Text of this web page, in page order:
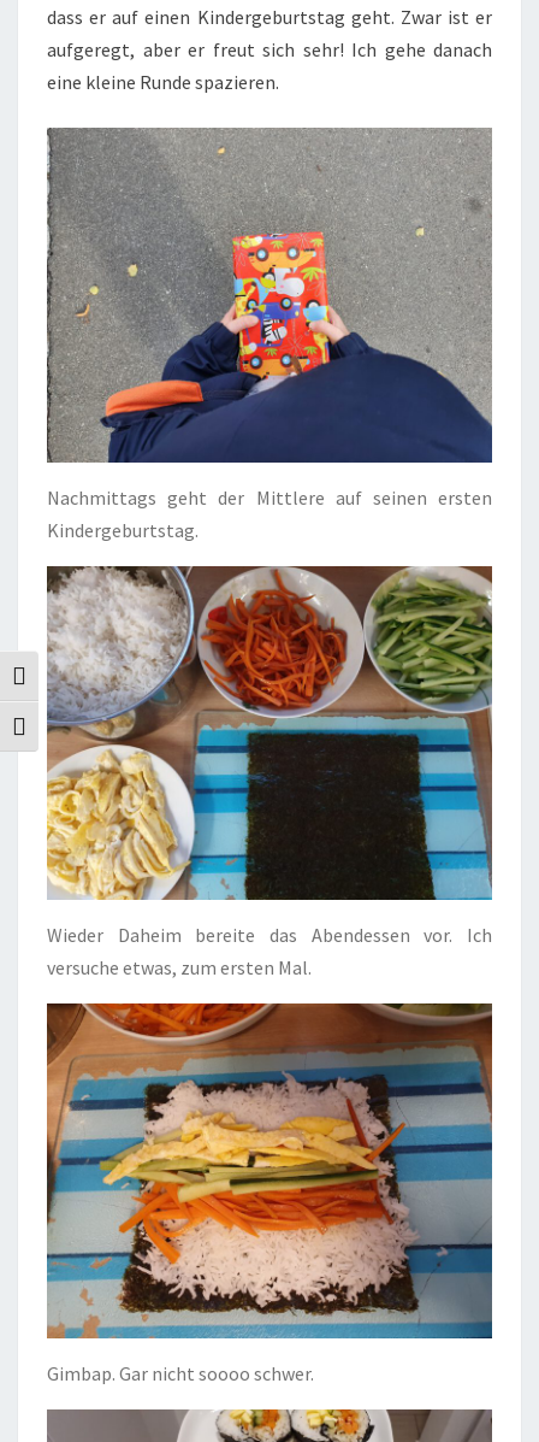
Umschalten auf hohe Kontraste
Schrift vergrößern
dass er auf einen Kindergeburtstag geht. Zwar ist er
aufgeregt, aber er freut sich sehr! Ich gehe danach
eine kleine Runde spazieren.
Nachmittags geht der Mittlere auf seinen ersten
Kindergeburtstag.
Wieder Daheim bereite das Abendessen vor. Ich
versuche etwas, zum ersten Mal.
Gimbap. Gar nicht soooo schwer.